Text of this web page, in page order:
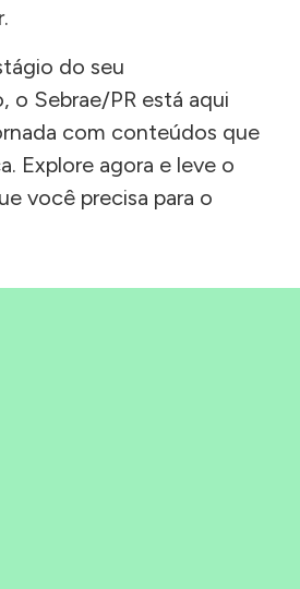
do seu
o Sebrae/PR está aqui
com conteúdos que
Explore agora e leve o
você precisa para o